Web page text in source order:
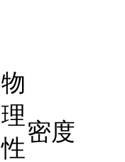
物
理
性
密度